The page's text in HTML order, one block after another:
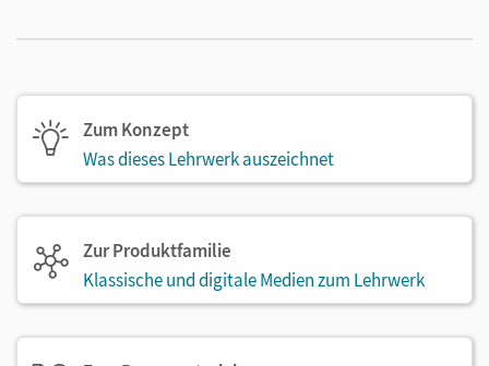
Zum Konzept
Was dieses Lehrwerk auszeichnet
Zur Produktfamilie
Klassische und digitale Medien zum Lehrwerk